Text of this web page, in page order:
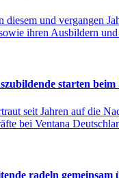
und vergangen
ihren Ausbildern
starten beim
seit Jahren auf die
bei Ventana
radeln gemeinsam